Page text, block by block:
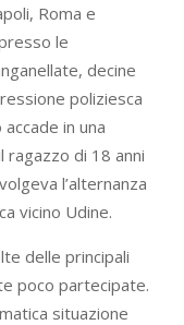
Roma e
le
decine
poliziesca
in una
ragazzo di 18 anni
l’alternanza
vicino Udine.
delle principali
poco partecipate.
situazione